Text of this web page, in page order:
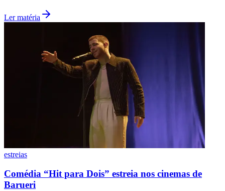
Ler matéria
estreias
Comédia “Hit para Dois” estreia nos cinemas de
Barueri